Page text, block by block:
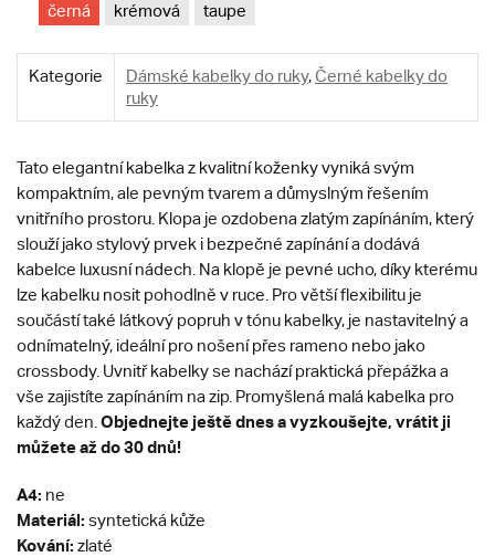
černá krémová taupe
Kategorie Dámské kabelky do ruky,Černé kabelky do
ruky
Tato elegantní kabelka z kvalitní koženky vyniká svým
kompaktním, ale pevným tvarem a důmyslným řešením
vnitřního prostoru. Klopa je ozdobena zlatým zapínáním, který
slouží jako stylový prvek i bezpečné zapínání a dodává
kabelce luxusní nádech. Na klopě je pevné ucho, díky kterému
lze kabelku nosit pohodlně v ruce. Pro větší flexibilitu je
součástí také látkový popruh v tónu kabelky, je nastavitelný a
odnímatelný, ideální pro nošení přes rameno nebo jako
crossbody. Uvnitř kabelky se nachází praktická přepážka a
vše zajistíte zapínáním na zip. Promyšlená malá kabelka pro
každý den. Objednejte ještě dnes a vyzkoušejte, vrátit ji
můžete až do 30 dnů!
A4: ne
Materiál: syntetická kůže
Kování: zlaté